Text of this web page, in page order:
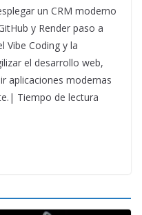
un CRM moderno
y Render paso a
Vibe Coding y la
el desarrollo web,
aplicaciones modernas
Tiempo de lectura